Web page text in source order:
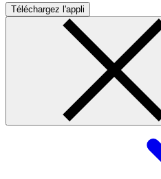
Téléchargez l'appli